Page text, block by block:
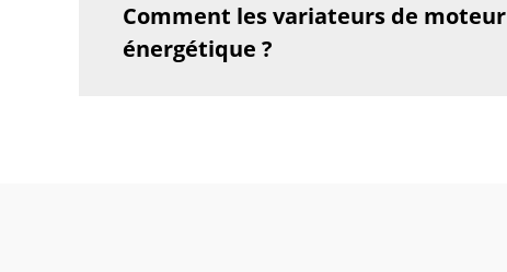
Comment les variateurs de
énergétique ?